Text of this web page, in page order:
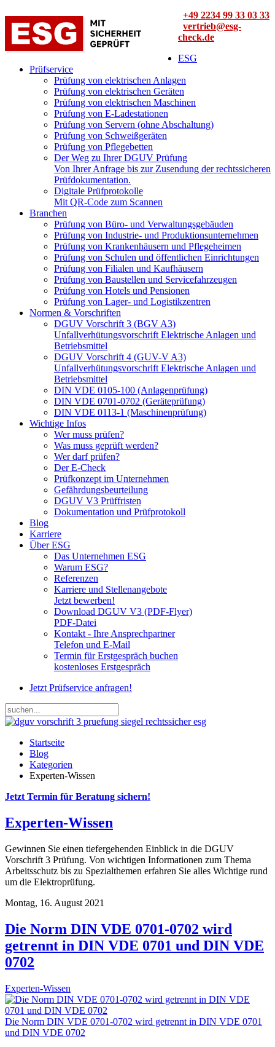
+49 2234 99 33 03 33
vertrieb@esg-
check.de
ESG
Prüfservice
Prüfung von elektrischen Anlagen
Prüfung von elektrischen Geräten
Prüfung von elektrischen Maschinen
Prüfung von E-Ladestationen
Prüfung von Servern (ohne Abschaltung)
Prüfung von Schweißgeräten
Prüfung von Pflegebetten
Der Weg zu Ihrer DGUV Prüfung
Von Ihrer Anfrage bis zur Zusendung der rechtssicheren
Prüfdokumentation.
Digitale Prüfprotokolle
Mit QR-Code zum Scannen
Branchen
Prüfung von Büro- und Verwaltungsgebäuden
Prüfung von Industrie- und Produktionsunternehmen
Prüfung von Krankenhäusern und Pflegeheimen
Prüfung von Schulen und öffentlichen Einrichtungen
Prüfung von Filialen und Kaufhäusern
Prüfung von Baustellen und Servicefahrzeugen
Prüfung von Hotels und Pensionen
Prüfung von Lager- und Logistikzentren
Normen & Vorschriften
DGUV Vorschrift 3 (BGV A3)
Unfallverhütungsvorschrift Elektrische Anlagen und
Betriebsmittel
DGUV Vorschrift 4 (GUV-V A3)
Unfallverhütungsvorschrift Elektrische Anlagen und
Betriebsmittel
DIN VDE 0105-100 (Anlagenprüfung)
DIN VDE 0701-0702 (Geräteprüfung)
DIN VDE 0113-1 (Maschinenprüfung)
Wichtige Infos
Wer muss prüfen?
Was muss geprüft werden?
Wer darf prüfen?
Der E-Check
Prüfkonzept im Unternehmen
Gefährdungsbeurteilung
DGUV V3 Prüffristen
Dokumentation und Prüfprotokoll
Blog
Karriere
Über ESG
Das Unternehmen ESG
Warum ESG?
Referenzen
Karriere und Stellenangebote
Jetzt bewerben!
Download DGUV V3 (PDF-Flyer)
PDF-Datei
Kontakt - Ihre Ansprechpartner
Telefon und E-Mail
Termin für Erstgespräch buchen
kostenloses Erstgespräch
Jetzt Prüfservice anfragen!
Startseite
Blog
Kategorien
Experten-Wissen
Jetzt Termin für Beratung sichern!
Experten-Wissen
Gewinnen Sie einen tiefergehenden Einblick in die DGUV
Vorschrift 3 Prüfung. Von wichtigen Informationen zum Thema
Arbeitsschutz bis zu Spezialthemen erfahren Sie alles Wichtige rund
um die Elektroprüfung.
Montag, 16. August 2021
Die Norm DIN VDE 0701-0702 wird
getrennt in DIN VDE 0701 und DIN VDE
0702
Experten-Wissen
Die Norm DIN VDE 0701-0702 wird getrennt in DIN VDE 0701
und DIN VDE 0702